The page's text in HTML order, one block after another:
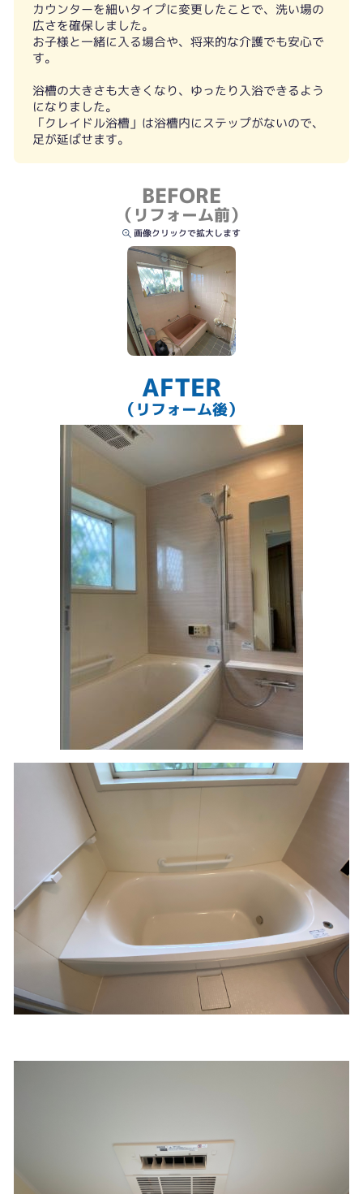
カウンターを細いタイプに変更したことで、洗い場の
広さを確保しました。
お子様と一緒に入る場合や、将来的な介護でも安心で
す。
浴槽の大きさも大きくなり、ゆったり入浴できるよう
になりました。
「クレイドル浴槽」は浴槽内にステップがないので、
足が延ばせます。
BEFORE
（リフォーム前）
画像クリックで拡大します
AFTER
（リフォーム後）